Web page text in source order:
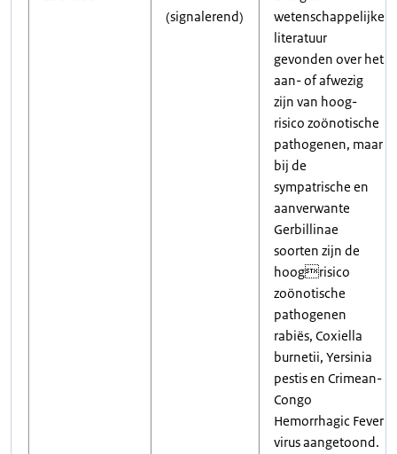
(signalerend)
wetenschappelijke
literatuur
gevonden over het
aan- of afwezig
zijn van hoog-
risico zoönotische
pathogenen, maar
bij de
sympatrische en
aanverwante
Gerbillinae
soorten zijn de
hoogrisico
zoönotische
pathogenen
rabiës, Coxiella
burnetii, Yersinia
pestis en Crimean-
Congo
Hemorrhagic Fever
virus aangetoond.